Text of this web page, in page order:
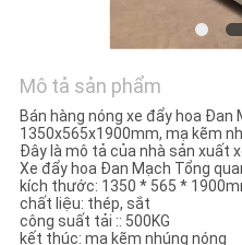
SƠ
ĐỒ
TRANG
WEB
Mô tả sản phẩm
Bán hàng nóng xe đẩy hoa
1350x565x1900mm, mạ kẽm
Đây là mô tả của nhà sản xuất
Xe đẩy hoa Đan Mạch Tổng
kích thước: 1350 * 565 *
chất liệu: thép, sắt
công suất tải :: 500KG
kết thúc: mạ kẽm nhúng nóng